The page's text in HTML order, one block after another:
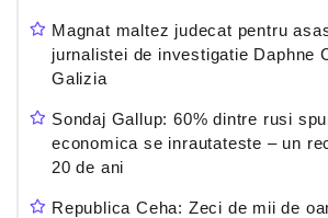
Magnat maltez judecat pentru
jurnalistei de investigatie Daphne
Galizia
Sondaj Gallup: 60% dintre rusi
economica se inrautateste – un
20 de ani
Republica Ceha: Zeci de mii de